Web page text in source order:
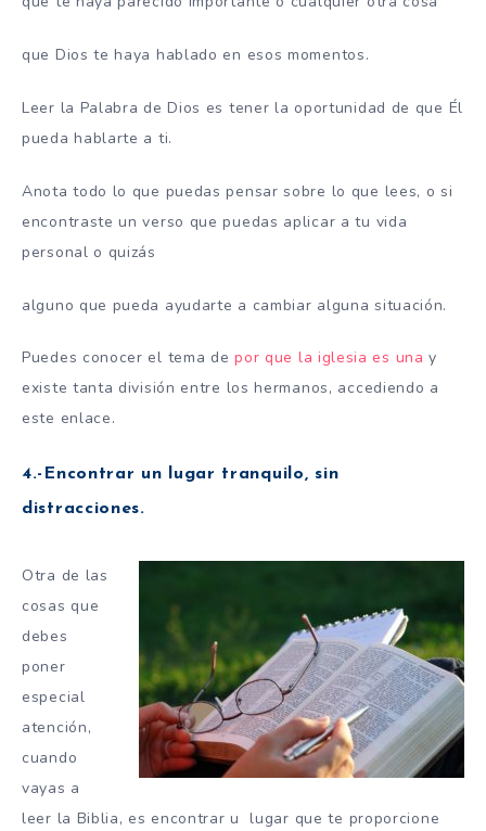
que Dios te haya hablado en esos momentos.
Leer la Palabra de Dios es tener la oportunidad de que Él
pueda hablarte a ti.
Anota todo lo que puedas pensar sobre lo que lees, o si
encontraste un verso que puedas aplicar a tu vida
personal o quizás
alguno que pueda ayudarte a cambiar alguna situación.
Puedes conocer el tema de por que la iglesia es unay
existe tanta división entre los hermanos, accediendo a
este enlace.
4.-Encontrar un lugar tranquilo, sin
distracciones.
Otra de las
cosas que
debes
poner
especial
atención,
cuando
vayas a
leer la Biblia, es encontrar u lugar que te proporcione